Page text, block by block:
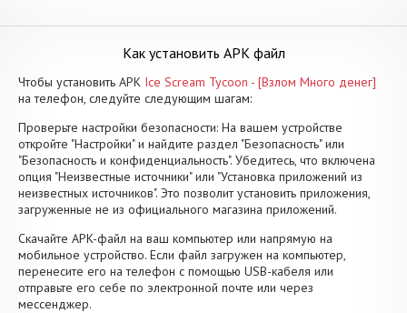
Как установить APK файл
Чтобы установить APK Ice Scream Tycoon - [Взлом Много денег]
на телефон, следуйте следующим шагам:
Проверьте настройки безопасности: На вашем устройстве
откройте "Настройки" и найдите раздел "Безопасность" или
"Безопасность и конфиденциальность". Убедитесь, что включена
опция "Неизвестные источники" или "Установка приложений из
неизвестных источников". Это позволит установить приложения,
загруженные не из официального магазина приложений.
Скачайте APK-файл на ваш компьютер или напрямую на
мобильное устройство. Если файл загружен на компьютер,
перенесите его на телефон с помощью USB-кабеля или
отправьте его себе по электронной почте или через
мессенджер.